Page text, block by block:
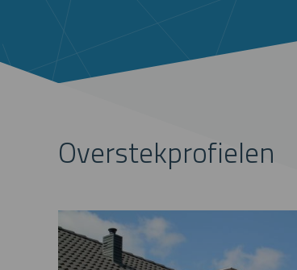
Overstekprofielen